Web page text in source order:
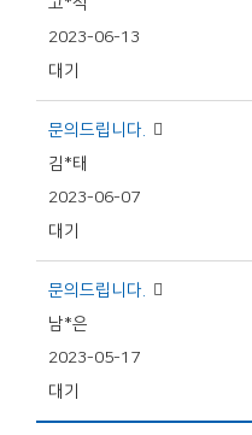
2023-06-13
대기
문의드립니다.
김*태
2023-06-07
대기
문의드립니다.
남*은
2023-05-17
대기